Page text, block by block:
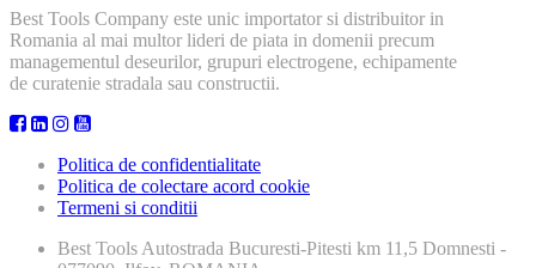
Best Tools Company este unic importator si distribuitor in
Romania al mai multor lideri de piata in domenii precum
managementul deseurilor, grupuri electrogene, echipamente
de curatenie stradala sau constructii.
Politica de confidentialitate
Politica de colectare acord cookie
Termeni si conditii
Best Tools Autostrada Bucuresti-Pitesti km 11,5 Domnesti -